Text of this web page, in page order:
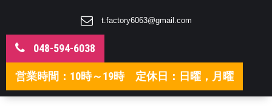
t.factory6063@gmail.com
048-594-6038
営業時間：10時～19時 定休日：日曜，月曜